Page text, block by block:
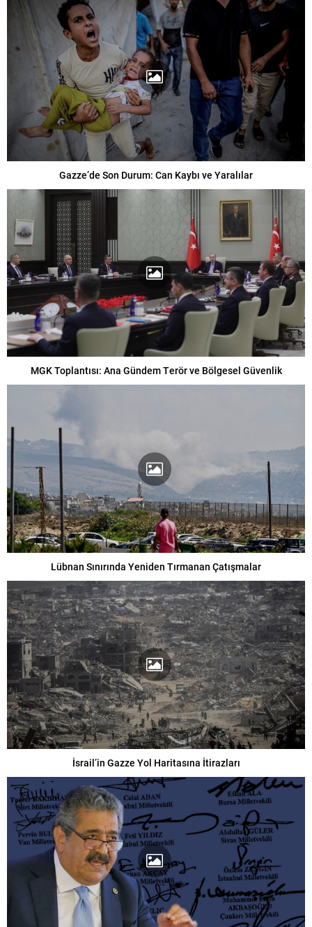
Gazze’de Son Durum: Can Kaybı ve Yaralılar
MGK Toplantısı: Ana Gündem Terör ve Bölgesel Güvenlik
Lübnan Sınırında Yeniden Tırmanan Çatışmalar
İsrail’in Gazze Yol Haritasına İtirazları